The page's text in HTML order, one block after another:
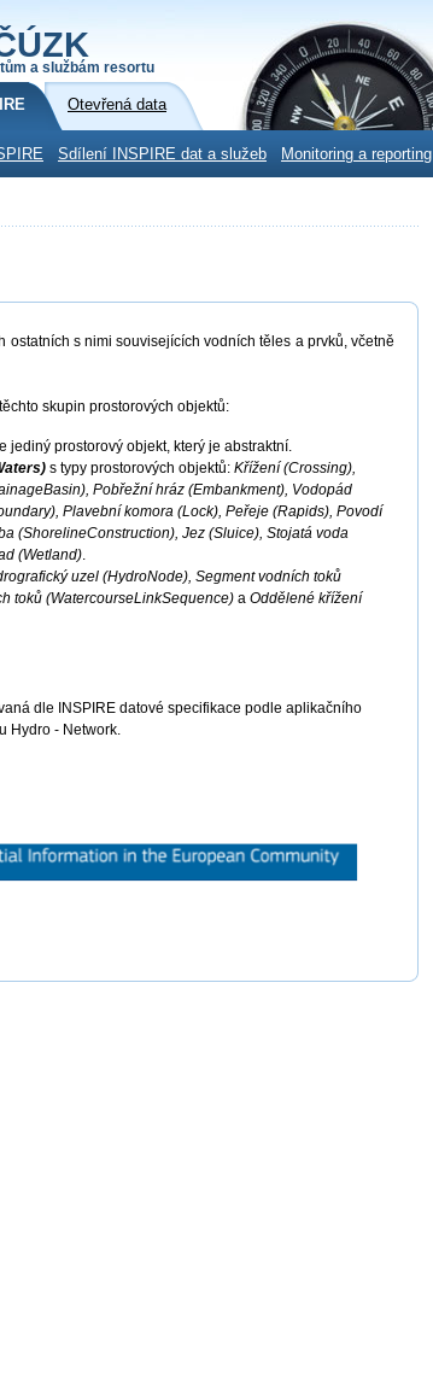
a službám resortu
Otevřená data
Sdílení INSPIRE dat a služeb Monitoring a reporting
ostatních s nimi souvisejících vodních těles a prvků, včetně
skupin prostorových objektů:
jediný prostorový objekt, který je abstraktní.
s typy prostorových objektů: Křížení (Crossing),
Pobřežní hráz (Embankment), Vodopád
Plavební komora (Lock), Peřeje (Rapids), Povodí
(ShorelineConstruction), Jez (Sluice), Stojatá voda
(Wetland).
uzel (HydroNode), Segment vodních toků
toků (WatercourseLinkSequence) a Oddělené křížení
dle INSPIRE datové specifikace podle aplikačního
Hydro - Network.